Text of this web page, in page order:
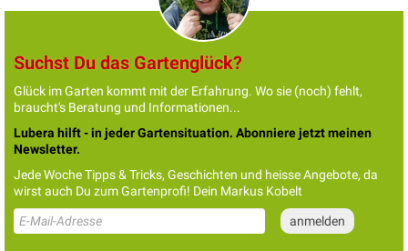
Suchst Du das Gartenglück?
Glück im Garten kommt mit der Erfahrung. Wo sie (noch) fehlt,
braucht's Beratung und Informationen...
Lubera hilft - in jeder Gartensituation. Abonniere jetzt meinen
Newsletter.
Jede Woche Tipps & Tricks, Geschichten und heisse Angebote, da
wirst auch Du zum Gartenprofi! Dein Markus Kobelt